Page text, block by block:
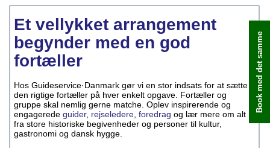
Et vellykket arrangement
begynder med en god
fortæller
Hos Guideservice·Danmark gør vi en stor indsats for at sætte
den rigtige fortæller på hver enkelt opgave. Fortæller og
gruppe skal nemlig gerne matche. Oplev inspirerende og
engagerede guider, rejseledere foredrag og lær mere om alt
fra store historiske begivenheder og personer til kultur,
gastronomi og dansk hygge.
Book med det samme